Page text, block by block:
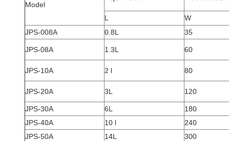
Model
L W
JPS-008A
0.8L 35
JPS-08A 1.3L 60
JPS-10A
2 l 80
JPS-20A
3L 120
JPS-30A
6L 180
JPS-40A
10 l 240
JPS-50A
14L 300